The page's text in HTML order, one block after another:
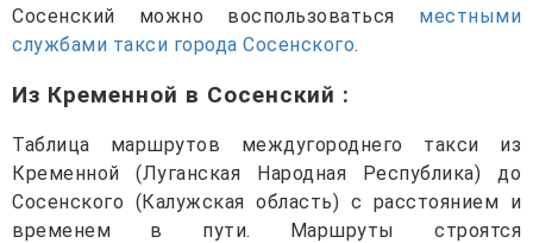
Сосенский можно воспользоваться местными
службами такси города Сосенского.
Из Кременной в Сосенский :
Таблица маршрутов междугороднего такси из
Кременной (Луганская Народная Республика) до
Сосенского (Калужская область) с расстоянием и
временем в пути. Маршруты строятся